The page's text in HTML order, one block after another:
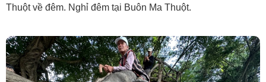
Thuột về đêm. Nghỉ đêm tại Buôn Ma Thuột.